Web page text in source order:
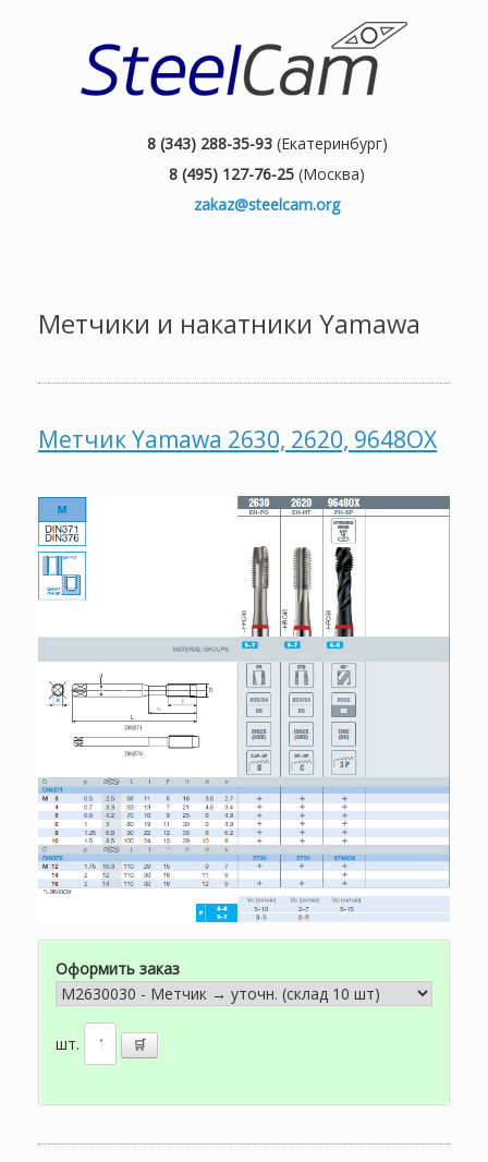
8 (343) 288-35-93(Екатеринбург)
8 (495) 127-76-25 (Москва)
zakaz@steelcam.org
Метчики и накатники Yamawa
Метчик Yamawa 2630, 2620, 9648OX
Оформить заказ
шт.